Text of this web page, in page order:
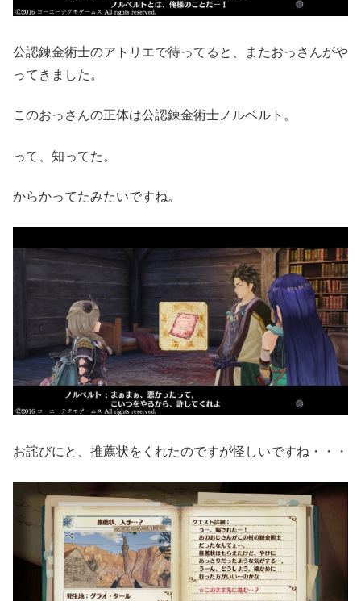
公認錬金術士のアトリエで待ってると、またおっさんがや
ってきました。
このおっさんの正体は公認錬金術士ノルベルト。
って、知ってた。
からかってたみたいですね。
お詫びにと、推薦状をくれたのですが怪しいですね・・・